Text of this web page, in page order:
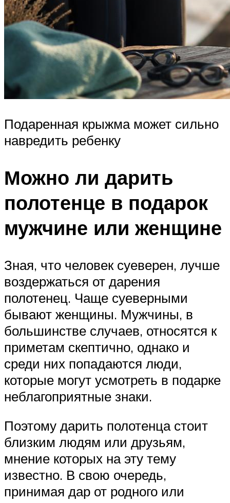
Подаренная крыжма может сильно
навредить ребенку
Можно ли дарить
полотенце в подарок
мужчине или женщине
Зная, что человек суеверен, лучше
воздержаться от дарения
полотенец. Чаще суеверными
бывают женщины. Мужчины, в
большинстве случаев, относятся к
приметам скептично, однако и
среди них попадаются люди,
которые могут усмотреть в подарке
неблагоприятные знаки.
Поэтому дарить полотенца стоит
близким людям или друзьям,
мнение которых на эту тему
известно. В свою очередь,
принимая дар от родного или